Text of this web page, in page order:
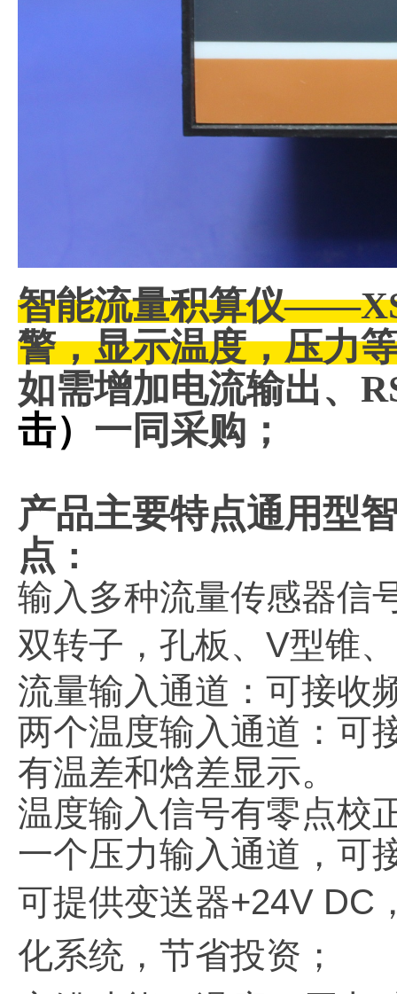
智能流量积算仪
警，显示温度，压力
如需增加电流输出、
击） 一同采购；
产品主要特点通用型
点 ：
输入多种流量传感器信
双转子， 孔板、 V型锥
流量输入通道：可接收
两个温度输入通道：可
有温差和焓差显示。
温度输入信号有零点校
一个压力输入通道，可
可提供变送器+24V DC
化系统，节省投资；